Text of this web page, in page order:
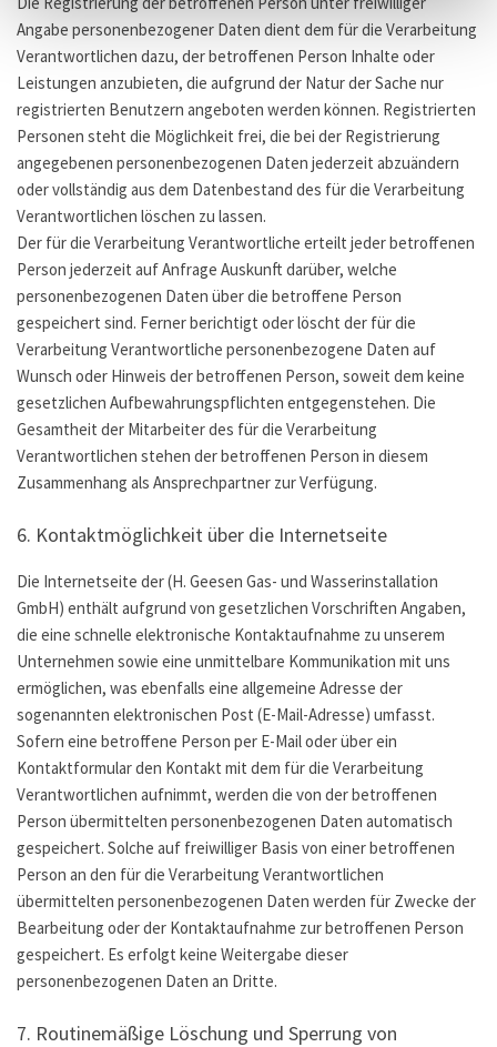
Angabe personenbezogener Daten dient dem für die Verarbeitung
Verantwortlichen dazu, der betroffenen Person Inhalte oder
Leistungen anzubieten, die aufgrund der Natur der Sache nur
registrierten Benutzern angeboten werden können. Registrierten
Personen steht die Möglichkeit frei, die bei der Registrierung
angegebenen personenbezogenen Daten jederzeit abzuändern
oder vollständig aus dem Datenbestand des für die Verarbeitung
Verantwortlichen löschen zu lassen.
Der für die Verarbeitung Verantwortliche erteilt jeder betroffenen
Person jederzeit auf Anfrage Auskunft darüber, welche
personenbezogenen Daten über die betroffene Person
gespeichert sind. Ferner berichtigt oder löscht der für die
Verarbeitung Verantwortliche personenbezogene Daten auf
Wunsch oder Hinweis der betroffenen Person, soweit dem keine
gesetzlichen Aufbewahrungspflichten entgegenstehen. Die
Gesamtheit der Mitarbeiter des für die Verarbeitung
Verantwortlichen stehen der betroffenen Person in diesem
Zusammenhang als Ansprechpartner zur Verfügung.
6. Kontaktmöglichkeit über die Internetseite
Die Internetseite der (H. Geesen Gas- und Wasserinstallation
GmbH) enthält aufgrund von gesetzlichen Vorschriften Angaben,
die eine schnelle elektronische Kontaktaufnahme zu unserem
Unternehmen sowie eine unmittelbare Kommunikation mit uns
ermöglichen, was ebenfalls eine allgemeine Adresse der
sogenannten elektronischen Post (E-Mail-Adresse) umfasst.
Sofern eine betroffene Person per E-Mail oder über ein
Kontaktformular den Kontakt mit dem für die Verarbeitung
Verantwortlichen aufnimmt, werden die von der betroffenen
Person übermittelten personenbezogenen Daten automatisch
gespeichert. Solche auf freiwilliger Basis von einer betroffenen
Person an den für die Verarbeitung Verantwortlichen
übermittelten personenbezogenen Daten werden für Zwecke der
Bearbeitung oder der Kontaktaufnahme zur betroffenen Person
gespeichert. Es erfolgt keine Weitergabe dieser
personenbezogenen Daten an Dritte.
7. Routinemäßige Löschung und Sperrung von